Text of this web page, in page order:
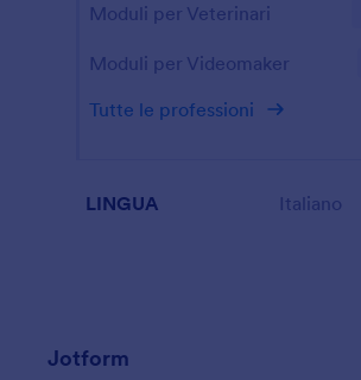
Moduli per Veterinari
Moduli per Videomaker
Tutte le professioni
LINGUA Italiano
Jotform